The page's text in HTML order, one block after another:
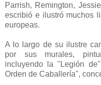
Parrish, Remington,
escribió e ilustró muchos
europeas.
A lo largo de su ilustre
por sus murales,
incluyendo la "Legión
Orden de Caballería",